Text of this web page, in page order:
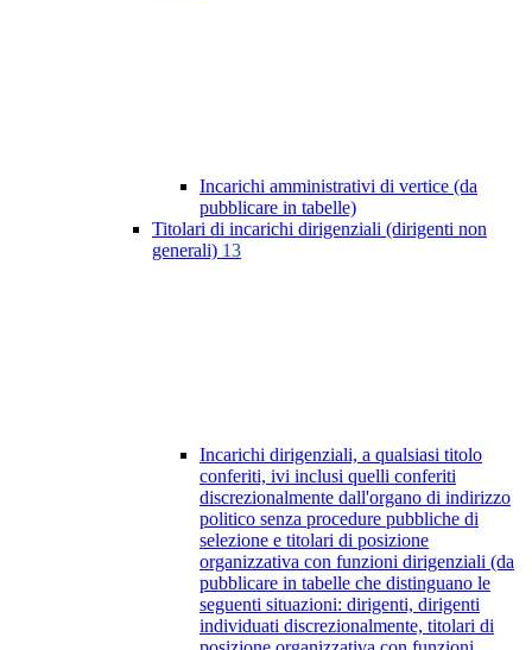
Incarichi amministrativi di vertice (da
pubblicare in tabelle)
Titolari di incarichi dirigenziali (dirigenti non
generali) 13
Incarichi dirigenziali, a qualsiasi titolo
conferiti, ivi inclusi quelli conferiti
discrezionalmente dall'organo di indirizzo
politico senza procedure pubbliche di
selezione e titolari di posizione
organizzativa con funzioni dirigenziali (da
pubblicare in tabelle che distinguano le
seguenti situazioni: dirigenti, dirigenti
individuati discrezionalmente, titolari di